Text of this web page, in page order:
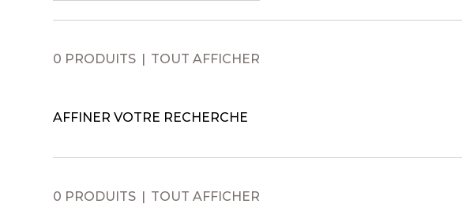
0 PRODUITS TOUT AFFICHER
AFFINER VOTRE RECHERCHE
0 PRODUITS TOUT AFFICHER